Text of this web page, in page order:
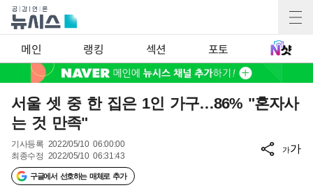
메인 랭킹 섹션 포토
서울 셋 중 한 집은 1인 가구…86% "혼자사
는 것 만족"
기사등록 2022/05/10 06:00:00
최종수정 2022/05/10 06:31:43
구글에서 선호하는 매체로 추가
가가